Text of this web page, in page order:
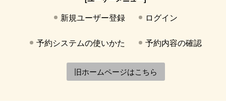
新規ユーザー登録 ログイン
予約システムの使いかた 予約内容の確認
旧ホームページはこちら